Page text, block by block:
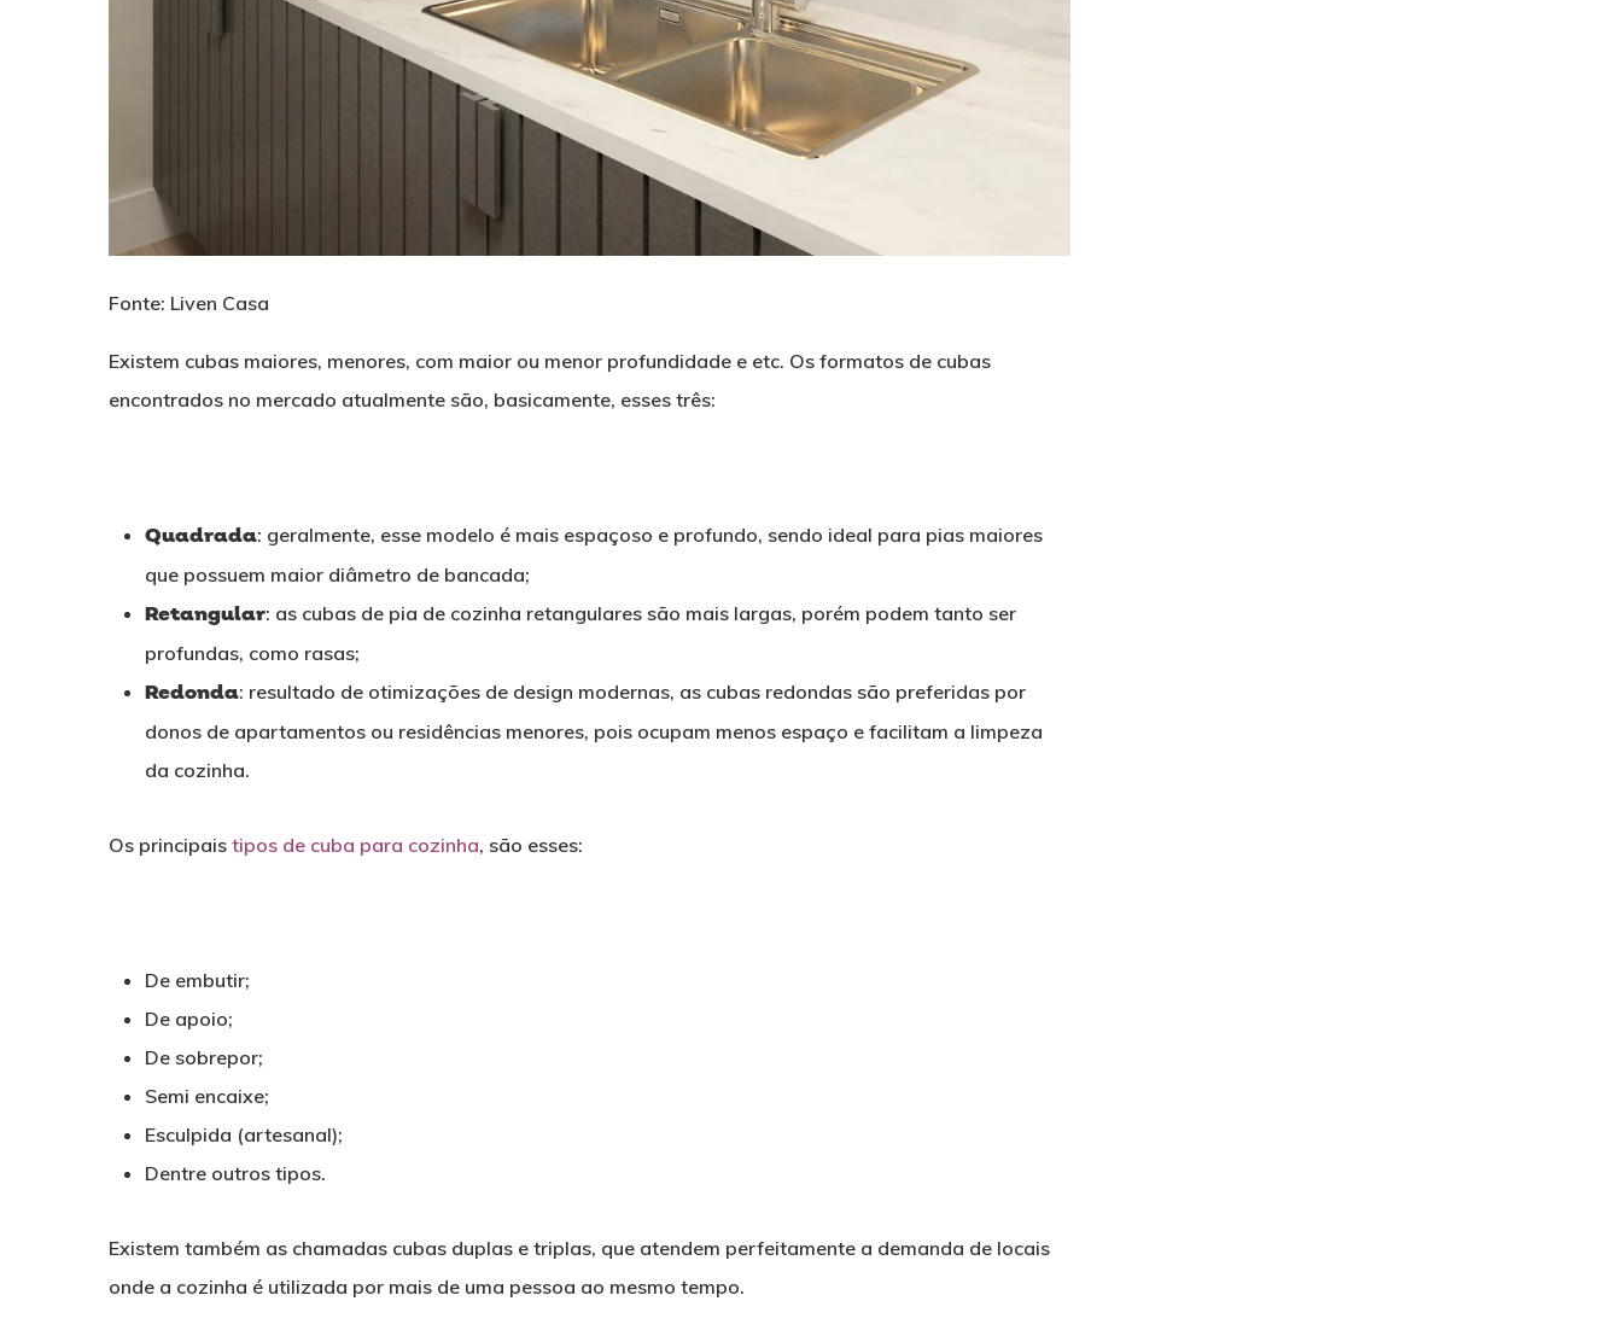
Fonte: Liven Casa
Existem cubas maiores, menores, com maior ou menor profundidade e etc. Os formatos de cubas
encontrados no mercado atualmente são, basicamente, esses três:
Quadrada: geralmente, esse modelo é mais espaçoso e profundo, sendo ideal para pias maiores
que possuem maior diâmetro de bancada;
Retangular: as cubas de pia de cozinha retangulares são mais largas, porém podem tanto ser
profundas, como rasas;
Redonda: resultado de otimizações de design modernas, as cubas redondas são preferidas por
donos de apartamentos ou residências menores, pois ocupam menos espaço e facilitam a limpeza
da cozinha.
Os principaistipos de cuba para cozinha, são esses:
De embutir;
De apoio;
De sobrepor;
Semi encaixe;
Esculpida (artesanal);
Dentre outros tipos.
Existem também as chamadas cubas duplas e triplas, que atendem perfeitamente a demanda de locais
onde a cozinha é utilizada por mais de uma pessoa ao mesmo tempo.